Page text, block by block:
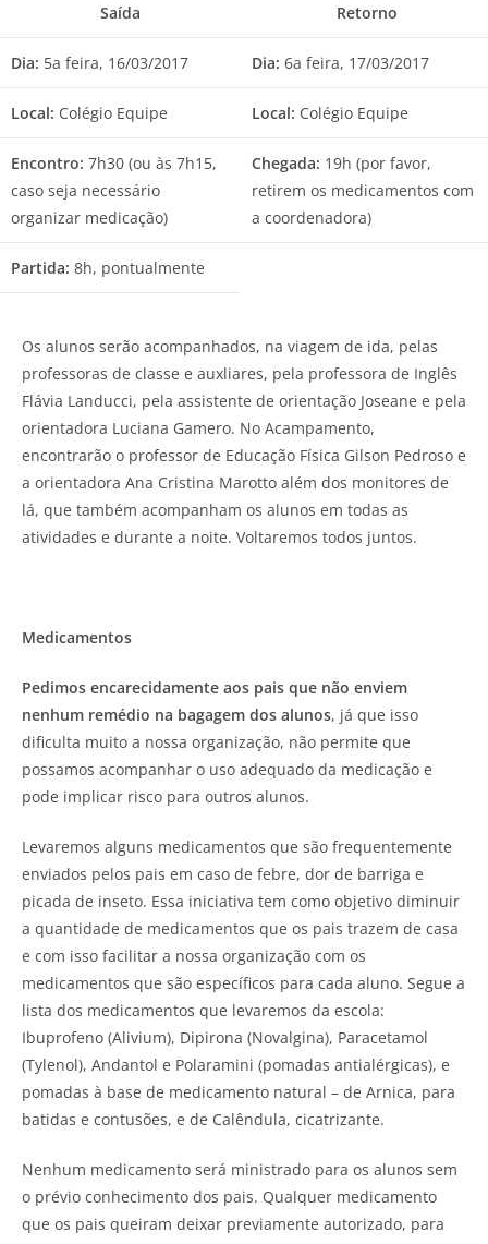
Saída Retorno
Dia: 5a feira, 16/03/2017 Dia: 6a feira, 17/03/2017
Local: Colégio Equipe Local: Colégio Equipe
Encontro: 7h30 (ou às 7h15,
caso seja necessário
organizar medicação)
Chegada: 19h (por favor,
retirem os medicamentos com
a coordenadora)
Partida: 8h, pontualmente
Os alunos serão acompanhados, na viagem de ida, pelas
professoras de classe e auxliares, pela professora de Inglês
Flávia Landucci, pela assistente de orientação Joseane e pela
orientadora Luciana Gamero. No Acampamento,
encontrarão o professor de Educação Física Gilson Pedroso e
a orientadora Ana Cristina Marotto além dos monitores de
lá, que também acompanham os alunos em todas as
atividades e durante a noite. Voltaremos todos juntos.
Medicamentos
Pedimos encarecidamente aos pais que não enviem
nenhum remédio na bagagem dos alunos, já que isso
dificulta muito a nossa organização, não permite que
possamos acompanhar o uso adequado da medicação e
pode implicar risco para outros alunos.
Levaremos alguns medicamentos que são frequentemente
enviados pelos pais em caso de febre, dor de barriga e
picada de inseto. Essa iniciativa tem como objetivo diminuir
a quantidade de medicamentos que os pais trazem de casa
e com isso facilitar a nossa organização com os
medicamentos que são específicos para cada aluno. Segue a
lista dos medicamentos que levaremos da escola:
Ibuprofeno (Alivium), Dipirona (Novalgina), Paracetamol
(Tylenol), Andantol e Polaramini (pomadas antialérgicas), e
pomadas à base de medicamento natural – de Arnica, para
batidas e contusões, e de Calêndula, cicatrizante.
Nenhum medicamento será ministrado para os alunos sem
o prévio conhecimento dos pais. Qualquer medicamento
que os pais queiram deixar previamente autorizado, para